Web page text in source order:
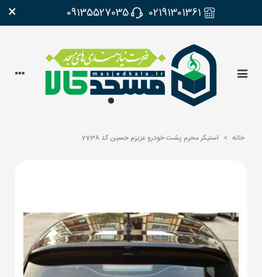
02191301361
09135527035
×
خانه > استیکر محرم پشت خودرو عزیزم حسین کد 2738